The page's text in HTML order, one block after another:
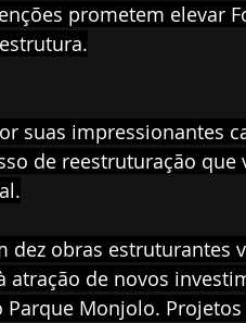
prometem elevar
suas impressionantes
de reestruturação
dez obras estruturantes
de novos
Parque Monjolo.